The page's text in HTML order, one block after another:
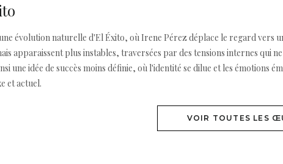
évolution naturelle d'El Éxito, où Irene Pérez déplace le regard vers
apparaissent plus instables, traversées par des tensions internes qui
une idée de succès moins définie, où l'identité se dilue et les émotions
et actuel.
VOIR TOUTES LES